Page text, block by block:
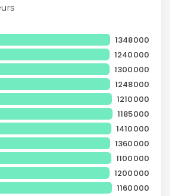
1348000
1240000
1300000
1248000
1210000
1185000
1410000
1360000
1100000
1200000
1160000